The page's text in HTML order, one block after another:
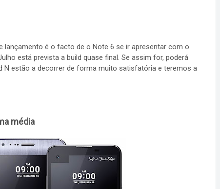
lançamento é o facto de o Note 6 se ir apresentar com o
está prevista a build quase final. Se assim for, poderá
N estão a decorrer de forma muito satisfatória e teremos a
média